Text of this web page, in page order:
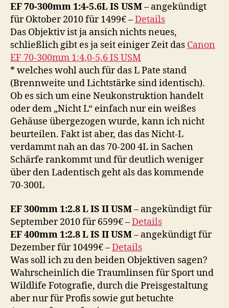
EF 70-300mm 1:4-5.6L IS USM– angekündigt
für Oktober 2010 für 1499€ –Details
Das Objektiv ist ja ansich nichts neues,
schließlich gibt es ja seit einiger Zeit das Canon
EF 70-300mm 1:4,0-5,6 IS USM
* welches wohl auch für das L Pate stand
(Brennweite und Lichtstärke sind identisch).
Ob es sich um eine Neukonstruktion handelt
oder dem „Nicht L“ einfach nur ein weißes
Gehäuse übergezogen wurde, kann ich nicht
beurteilen. Fakt ist aber, das das Nicht-L
verdammt nah an das 70-200 4L in Sachen
Schärfe rankommt und für deutlich weniger
über den Ladentisch geht als das kommende
70-300L
EF 300mm 1:2.8 L IS II USM– angekündigt für
September 2010 für 6599€ –Details
EF 400mm 1:2.8 L IS II USM– angekündigt für
Dezember für 10499€ –Details
Was soll ich zu den beiden Objektiven sagen?
Wahrscheinlich die Traumlinsen für Sport und
Wildlife Fotografie, durch die Preisgestaltung
aber nur für Profis sowie gut betuchte